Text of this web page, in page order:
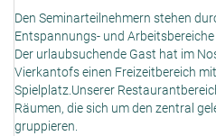
Den Seminarteilnehmern stehen
Entspannungs- und
Der urlaubsuchende Gast hat im
Vierkantofs einen Freizeitbereich
Spielplatz.Unserer
Räumen, die sich um den zentral
gruppieren.